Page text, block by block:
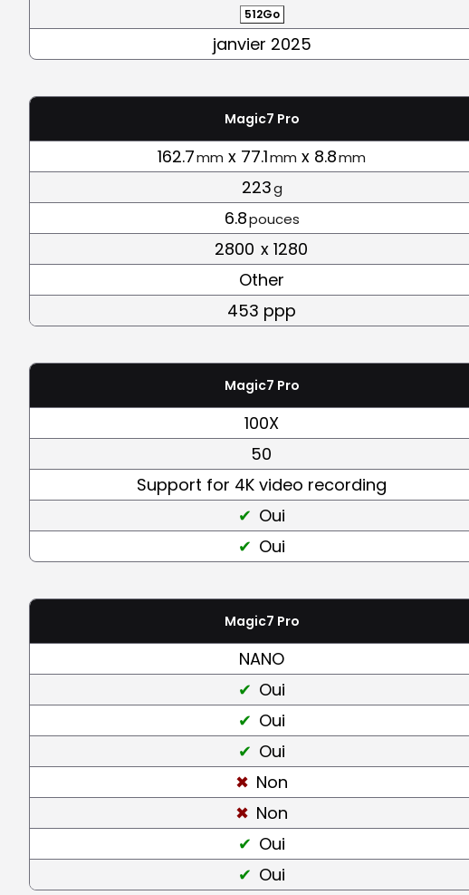
512Go
janvier 2025
Magic7 Pro
162.7mm x 77.1mm x 8.8mm
223g
6.8pouces
2800 x 1280
Other
453 ppp
Magic7 Pro
100X
50
Support for 4K video recording
Oui
Oui
Magic7 Pro
NANO
Oui
Oui
Oui
Non
Non
Oui
Oui